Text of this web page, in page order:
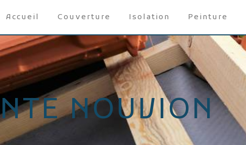
Accueil Couverture Isolation Peinture
NOUVION